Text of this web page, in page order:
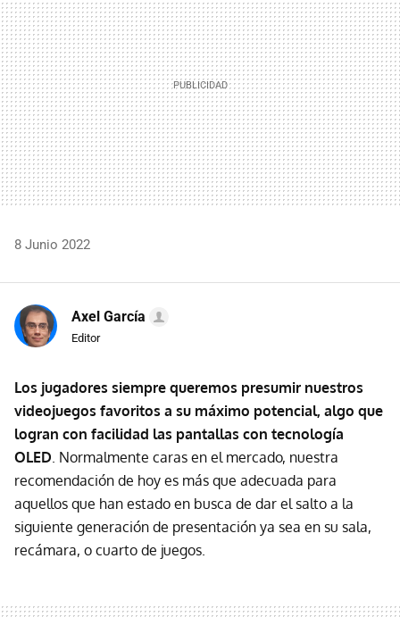
8 Junio 2022
Axel García
Editor
Los jugadores siempre queremos presumir nuestros
videojuegos favoritos a su máximo potencial, algo que
logran con facilidad las pantallas con tecnología
OLED . Normalmente caras en el mercado, nuestra
recomendación de hoy es más que adecuada para
aquellos que han estado en busca de dar el salto a la
siguiente generación de presentación ya sea en su sala,
recámara, o cuarto de juegos.